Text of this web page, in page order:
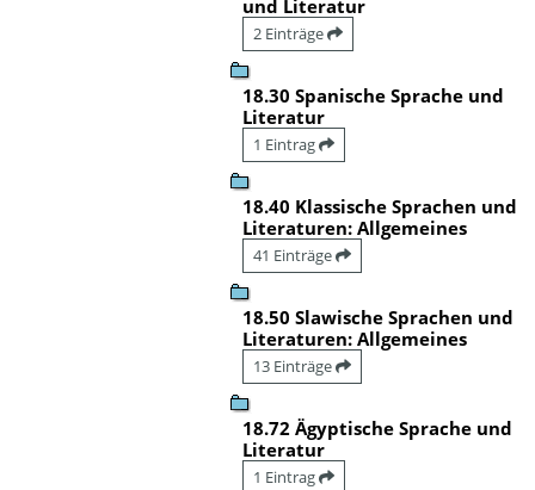
und Literatur
2 Einträge
18.30 Spanische Sprache und
Literatur
1 Eintrag
18.40 Klassische Sprachen und
Literaturen: Allgemeines
41 Einträge
18.50 Slawische Sprachen und
Literaturen: Allgemeines
13 Einträge
18.72 Ägyptische Sprache und
Literatur
1 Eintrag